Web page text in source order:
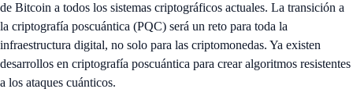
de Bitcoin a todos los sistemas criptográficos actuales. La transición a
la criptografía poscuántica (PQC) será un reto para toda la
infraestructura digital, no solo para las criptomonedas. Ya existen
desarrollos en criptografía poscuántica para crear algoritmos resistentes
a los ataques cuánticos.